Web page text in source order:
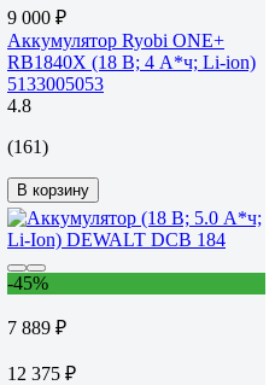
9 000 ₽
Аккумулятор Ryobi ONE+
RB1840X (18 В; 4 А*ч; Li-ion)
5133005053
4.8
(161)
В корзину
-45%
7 889 ₽
12 375 ₽